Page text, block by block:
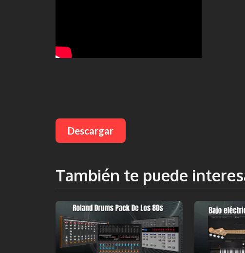
Descargar
También te puede